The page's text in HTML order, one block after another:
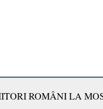
ROMÂNI LA